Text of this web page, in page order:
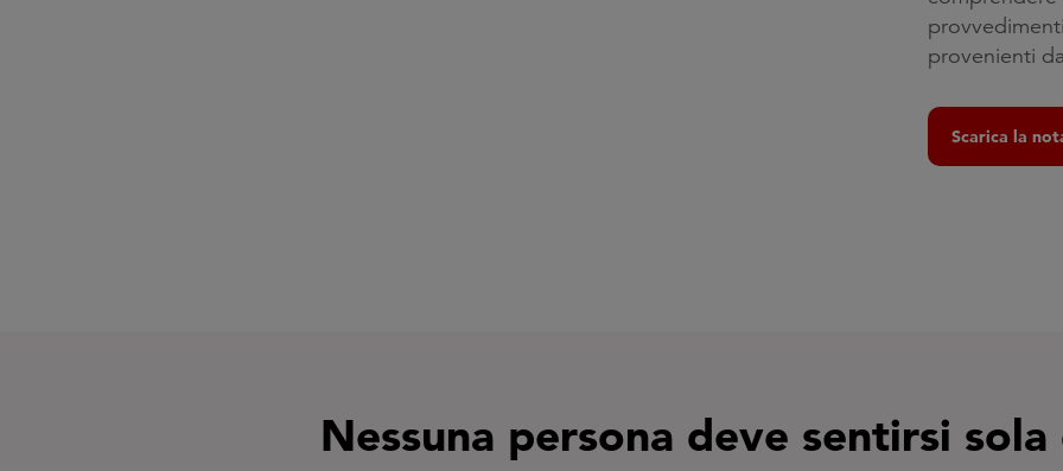
provenienti
Scarica la
Nessuna persona deve sentirsi